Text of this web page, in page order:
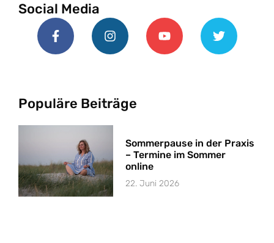
Social Media
Populäre Beiträge
Sommerpause in der Praxis
– Termine im Sommer
online
22. Juni 2026